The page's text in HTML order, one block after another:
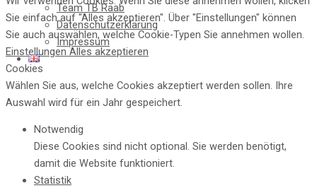
Team TB Raab
Datenschutzerklärung
Impressum
Sie einfach auf "Alles akzeptieren". Über "Einstellungen" können
Sie auch auswählen, welche Cookie-Typen Sie annehmen wollen.
EinstellungenAlles akzeptieren
Cookies
Wählen Sie aus, welche Cookies akzeptiert werden sollen. Ihre
Auswahl wird für ein Jahr gespeichert.
Notwendig
Diese Cookies sind nicht optional. Sie werden benötigt,
damit die Website funktioniert.
Statistik